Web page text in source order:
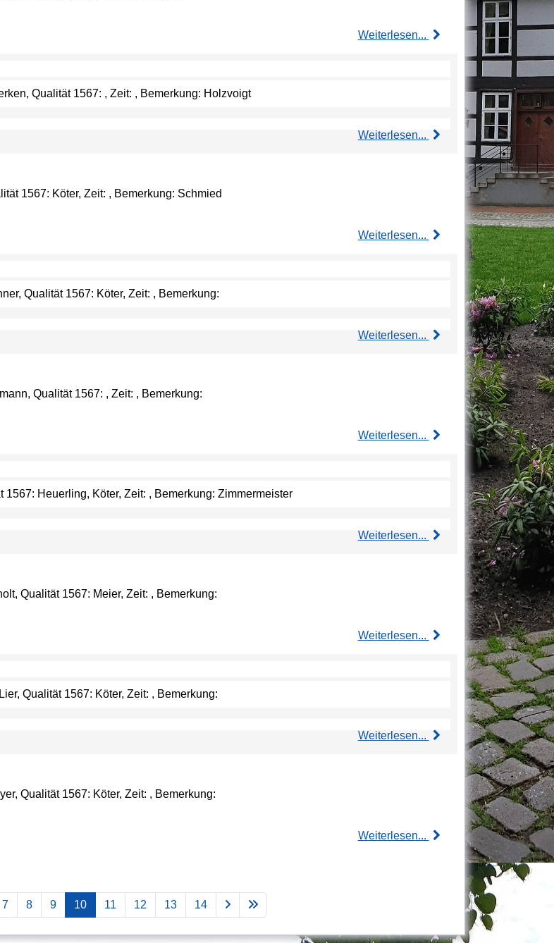
Weiterlesen...
Qualität 1567: , Zeit: , Bemerkung: Holzvoigt
Weiterlesen...
1567: Köter, Zeit: , Bemerkung: Schmied
Weiterlesen...
Qualität 1567: Köter, Zeit: , Bemerkung:
Weiterlesen...
Qualität 1567: , Zeit: , Bemerkung:
Weiterlesen...
Heuerling, Köter, Zeit: , Bemerkung: Zimmermeister
Weiterlesen...
Qualität 1567: Meier, Zeit: , Bemerkung:
Weiterlesen...
Qualität 1567: Köter, Zeit: , Bemerkung:
Weiterlesen...
Qualität 1567: Köter, Zeit: , Bemerkung:
Weiterlesen...
7 8 9 10 11 12 13 14